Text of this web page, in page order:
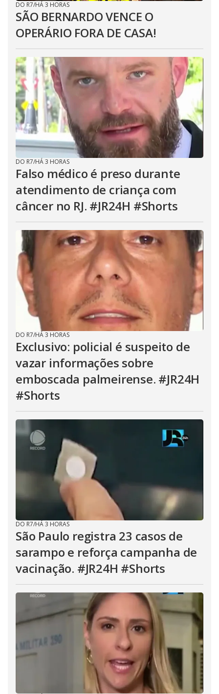
DO R7/HÁ 3 HORAS
SÃO BERNARDO VENCE O
OPERÁRIO FORA DE CASA!
DO R7/HÁ 3 HORAS
Falso médico é preso durante
atendimento de criança com
câncer no RJ. #JR24H #Shorts
DO R7/HÁ 3 HORAS
Exclusivo: policial é suspeito de
vazar informações sobre
emboscada palmeirense. #JR24H
#Shorts
DO R7/HÁ 3 HORAS
São Paulo registra 23 casos de
sarampo e reforça campanha de
vacinação. #JR24H #Shorts